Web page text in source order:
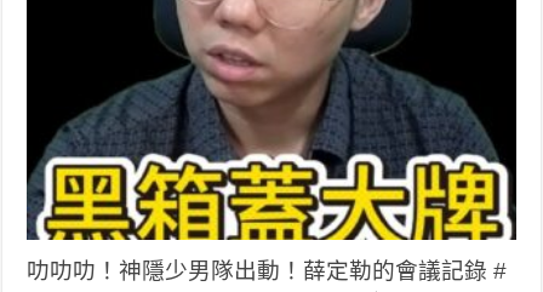
叻叻叻！神隱少男隊出動！薛定勒的會議記錄 #